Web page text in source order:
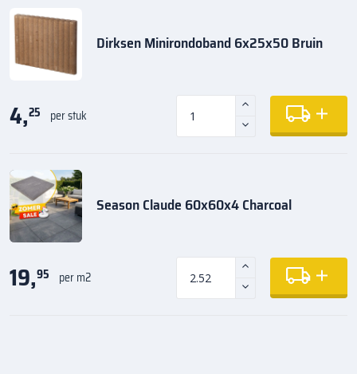
Dirksen Minirondoband 6x25x50 Bruin
4,25 per stuk
Season Claude 60x60x4 Charcoal
19,95 per m2